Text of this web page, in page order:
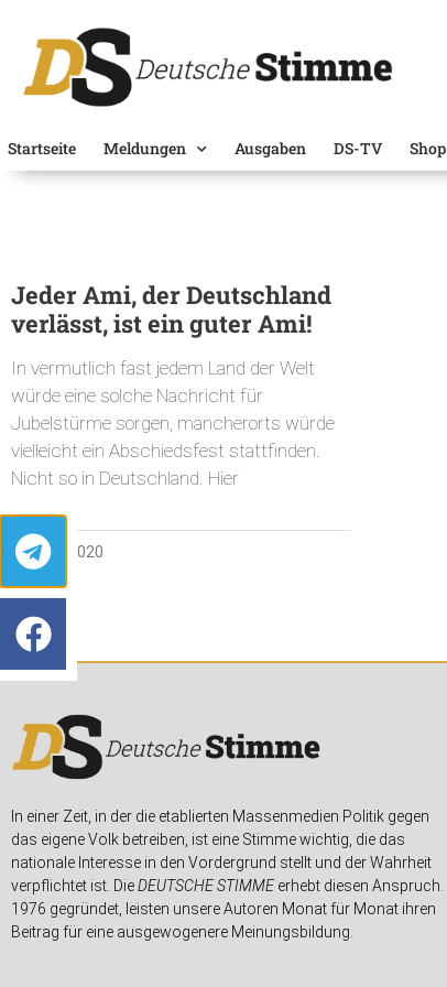
Startseite Meldungen Ausgaben DS-TV Shop
Jeder Ami, der Deutschland
verlässt, ist ein guter Ami!
In vermutlich fast jedem Land der Welt
würde eine solche Nachricht für
Jubelstürme sorgen, mancherorts würde
vielleicht ein Abschiedsfest stattfinden.
Nicht so in Deutschland. Hier
30. JULI 2020
In einer Zeit, in der die etablierten Massenmedien Politik gegen
das eigene Volk betreiben, ist eine Stimme wichtig, die das
nationale Interesse in den Vordergrund stellt und der Wahrheit
verpflichtet ist. DieDEUTSCHE STIMMEerhebt diesen Anspruch.
1976 gegründet, leisten unsere Autoren Monat für Monat ihren
Beitrag für eine ausgewogenere Meinungsbildung.